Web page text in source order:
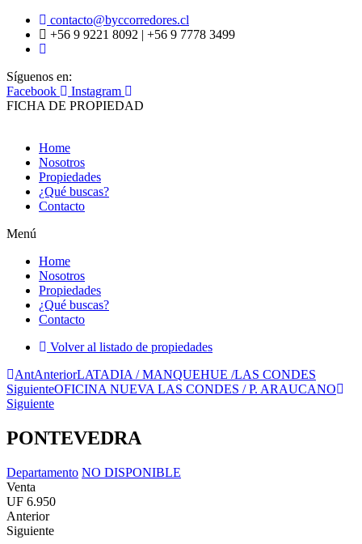
contacto@byccorredores.cl
+56 9 9221 8092 | +56 9 7778 3499
Síguenos en:
Facebook
Instagram
FICHA DE PROPIEDAD
Home
Nosotros
Propiedades
¿Qué buscas?
Contacto
Menú
Home
Nosotros
Propiedades
¿Qué buscas?
Contacto
Volver al listado de propiedades
AntAnteriorLATADIA / MANQUEHUE /LAS CONDES
SiguienteOFICINA NUEVA LAS CONDES / P. ARAUCANO
Siguiente
PONTEVEDRA
Departamento NO DISPONIBLE
Venta
UF 6.950
Anterior
Siguiente